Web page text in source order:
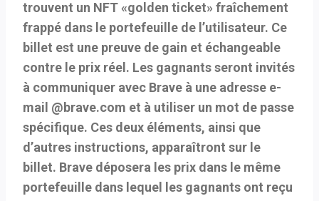
trouvent un NFT «golden ticket» fraîchement
frappé dans le portefeuille de l’utilisateur. Ce
billet est une preuve de gain et échangeable
contre le prix réel. Les gagnants seront invités
à communiquer avec Brave à une adresse e-
mail @brave.com et à utiliser un mot de passe
spécifique. Ces deux éléments, ainsi que
d’autres instructions, apparaîtront sur le
billet. Brave déposera les prix dans le même
portefeuille dans lequel les gagnants ont reçu